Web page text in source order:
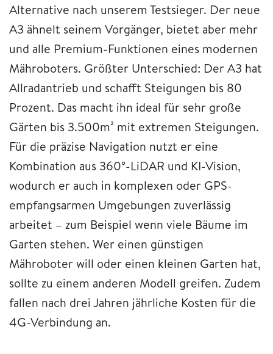
Alternative nach unserem Testsieger. Der neue
A3 ähnelt seinem Vorgänger, bietet aber mehr
und alle Premium-Funktionen eines modernen
Mähroboters. Größter Unterschied: Der A3 hat
Allradantrieb und schafft Steigungen bis 80
Prozent. Das macht ihn ideal für sehr große
Gärten bis 3.500m² mit extremen Steigungen.
Für die präzise Navigation nutzt er eine
Kombination aus 360°-LiDAR und KI-Vision,
wodurch er auch in komplexen oder GPS-
empfangsarmen Umgebungen zuverlässig
arbeitet – zum Beispiel wenn viele Bäume im
Garten stehen. Wer einen günstigen
Mähroboter will oder einen kleinen Garten hat,
sollte zu einem anderen Modell greifen. Zudem
fallen nach drei Jahren jährliche Kosten für die
4G-Verbindung an.